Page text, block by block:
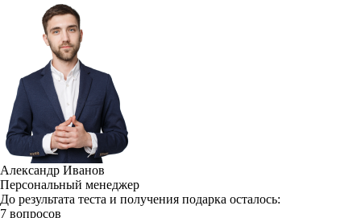
Александр Иванов
Персональный менеджер
До результата теста и получения подарка осталось:
7 вопросов